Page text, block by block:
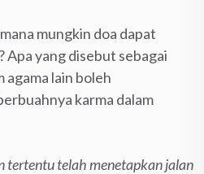
mungkin doa dapat
Apa yang disebut sebagai
agama lain boleh
karma dalam
tertentu telah menetapkan jalan